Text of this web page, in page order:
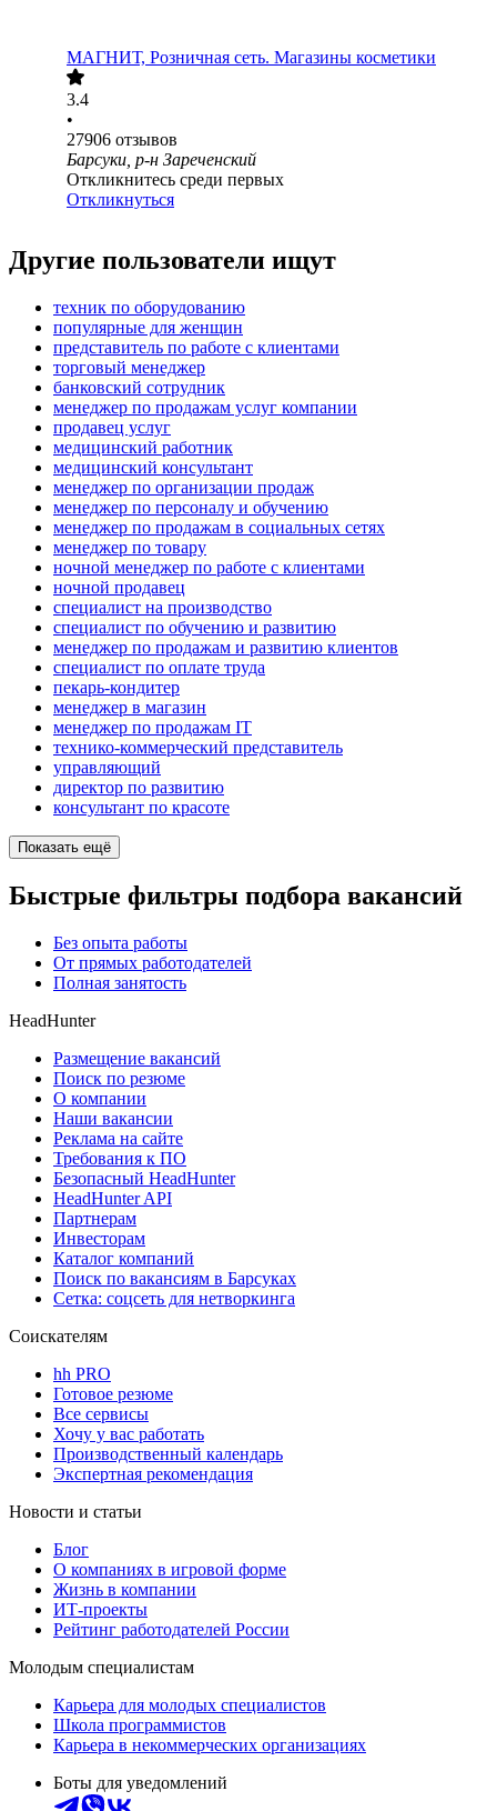
МАГНИТ, Розничная сеть. Магазины косметики
3.4
•
27906 отзывов
Барсуки, р-н Зареченский
Откликнитесь среди первых
Откликнуться
Другие пользователи ищут
техник по оборудованию
популярные для женщин
представитель по работе с клиентами
торговый менеджер
банковский сотрудник
менеджер по продажам услуг компании
продавец услуг
медицинский работник
медицинский консультант
менеджер по организации продаж
менеджер по персоналу и обучению
менеджер по продажам в социальных сетях
менеджер по товару
ночной менеджер по работе с клиентами
ночной продавец
специалист на производство
специалист по обучению и развитию
менеджер по продажам и развитию клиентов
специалист по оплате труда
пекарь-кондитер
менеджер в магазин
менеджер по продажам IT
технико-коммерческий представитель
управляющий
директор по развитию
консультант по красоте
Показать ещё
Быстрые фильтры подбора вакансий
Без опыта работы
От прямых работодателей
Полная занятость
HeadHunter
Размещение вакансий
Поиск по резюме
О компании
Наши вакансии
Реклама на сайте
Требования к ПО
Безопасный HeadHunter
HeadHunter API
Партнерам
Инвесторам
Каталог компаний
Поиск по вакансиям в Барсуках
Сетка: соцсеть для нетворкинга
Соискателям
hh PRO
Готовое резюме
Все сервисы
Хочу у вас работать
Производственный календарь
Экспертная рекомендация
Новости и статьи
Блог
О компаниях в игровой форме
Жизнь в компании
ИТ-проекты
Рейтинг работодателей России
Молодым специалистам
Карьера для молодых специалистов
Школа программистов
Карьера в некоммерческих организациях
Боты для уведомлений